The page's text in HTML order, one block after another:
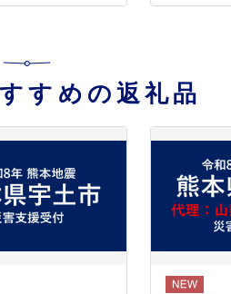
すめの返礼品